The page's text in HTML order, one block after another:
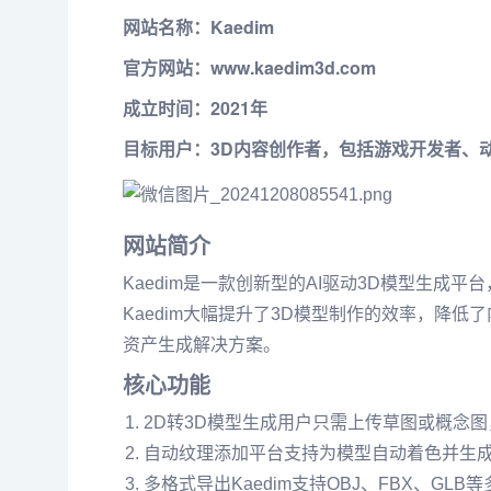
网站名称：Kaedim
官方网站： www.kaedim3d.com
成立时间：2021年
目标用户：3D内容创作者，包括游戏开发者
网站简介
Kaedim是一款创新型的AI驱动3D模型生成平
Kaedim大幅提升了3D模型制作的效率，降低
资产生成解决方案。
核心功能
2D转3D模型生成用户只需上传草图或概念
自动纹理添加平台支持为模型自动着色并生
多格式导出Kaedim支持OBJ、FBX、GLB